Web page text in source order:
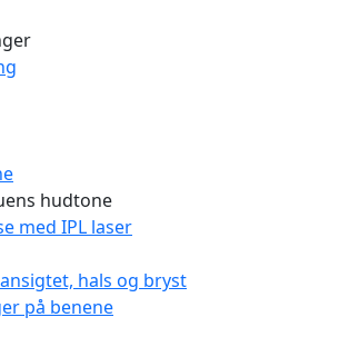
hudtone
med IPL laser
hals og bryst
på benene